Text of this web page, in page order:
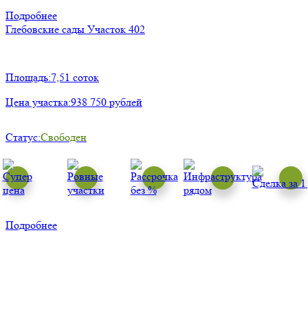
Подробнее
Глебовские сады Участок 402
Площадь:7,51 соток
Цена участка:938 750 рублей
Статус:Свободен
Подробнее